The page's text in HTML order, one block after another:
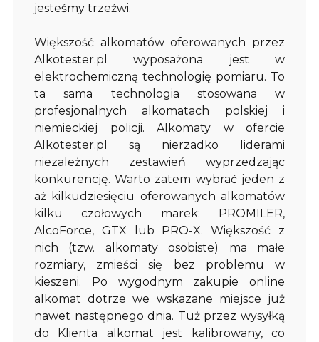
jesteśmy trzeźwi.
Większość alkomatów oferowanych przez
Alkotester.pl wyposażona jest w
elektrochemiczną technologię pomiaru. To
ta sama technologia stosowana w
profesjonalnych alkomatach polskiej i
niemieckiej policji. Alkomaty w ofercie
Alkotester.pl są nierzadko liderami
niezależnych zestawień wyprzedzając
konkurencję. Warto zatem wybrać jeden z
aż kilkudziesięciu oferowanych alkomatów
kilku czołowych marek: PROMILER,
AlcoForce, GTX lub PRO-X. Większość z
nich (tzw. alkomaty osobiste) ma małe
rozmiary, zmieści się bez problemu w
kieszeni. Po wygodnym zakupie online
alkomat dotrze we wskazane miejsce już
nawet następnego dnia. Tuż przez wysyłką
do Klienta alkomat jest kalibrowany, co